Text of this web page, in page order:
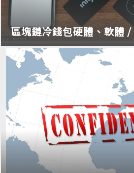
區塊鏈冷錢包硬體、軟體